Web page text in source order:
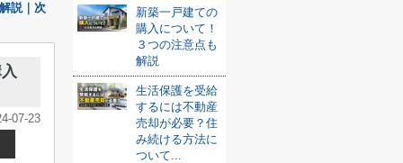
説｜次
07-23
新築一戸建ての
購入について！
３つの注意点も
解説
生活保護を受給
するには不動産
売却が必要？住
み続ける方法に
ついて...